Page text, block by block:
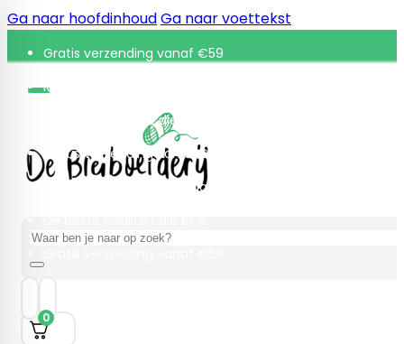
Ga naar hoofdinhoudGa naar voettekst
Gratis verzending vanaf €59
Retourneren binnen 30 dagen
De beste kwaliteit die er is
Gratis verzending vanaf €59
Retourneren binnen 30 dagen
Zoeken
0